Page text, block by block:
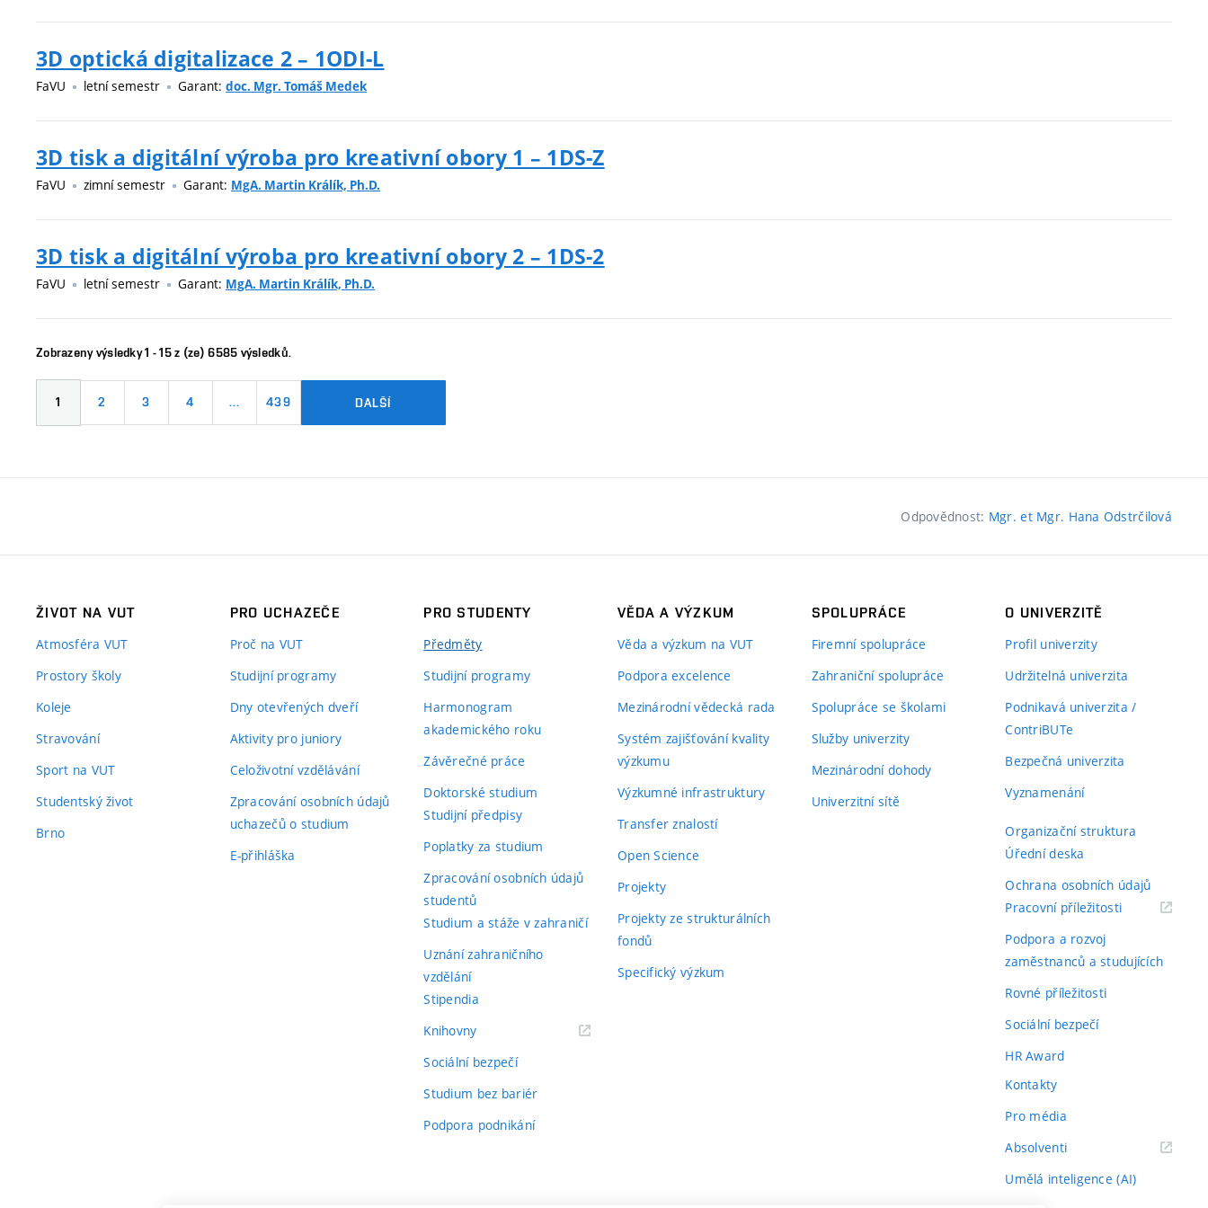
3D optická digitalizace 2 – 1ODI-L
FaVU letní semestr Garant: doc. Mgr. Tomáš Medek
3D tisk a digitální výroba pro kreativní obory 1 – 1DS-Z
FaVU zimní semestr Garant: MgA. Martin Králík, Ph.D.
3D tisk a digitální výroba pro kreativní obory 2 – 1DS-2
FaVU letní semestr Garant: MgA. Martin Králík, Ph.D.
Zobrazeny výsledky 1 - 15 z (ze) 6585 výsledků.
1 2 3 4 … 439 DALŠÍ
Odpovědnost: Mgr. et Mgr. Hana Odstrčilová
ŽIVOT NA VUT
Atmosféra VUT
Prostory školy
Koleje
Stravování
Sport na VUT
Studentský život
Brno
PRO UCHAZEČE
Proč na VUT
Studijní programy
Dny otevřených dveří
Aktivity pro juniory
Celoživotní vzdělávání
Zpracování osobních údajů
uchazečů o studium
E-přihláška
PRO STUDENTY
Předměty
Studijní programy
Harmonogram
akademického roku
Závěrečné práce
Doktorské studium
Studijní předpisy
Poplatky za studium
Zpracování osobních údajů
studentů
Studium a stáže v zahraničí
Uznání zahraničního
vzdělání
Stipendia
Knihovny(externí
Sociální bezpečí
Studium bez bariér
Podpora podnikání
VĚDA A VÝZKUM
Věda a výzkum na VUT
Podpora excelence
Mezinárodní vědecká rada
Systém zajišťování kvality
výzkumu
Výzkumné infrastruktury
Transfer znalostí
Open Science
Projekty
Projekty ze strukturálních
fondů
Specifický výzkum
SPOLUPRÁCE
Firemní spolupráce
Zahraniční spolupráce
Spolupráce se školami
Služby univerzity
Mezinárodní dohody
Univerzitní sítě
O UNIVERZITĚ
Profil univerzity
Udržitelná univerzita
Podnikavá univerzita /
ContriBUTe
Bezpečná univerzita
Vyznamenání
Organizační struktura
Úřední deska
Ochrana osobních údajů
Pracovní příležitosti(externí
Podpora a rozvoj
zaměstnanců a studujících
Rovné příležitosti
Sociální bezpečí
HR Award
Kontakty
Pro média
Absolventi(externí
Umělá inteligence (AI)